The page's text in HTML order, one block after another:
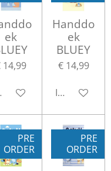
ek
14,99
winkelwagen
Handdo
ek
BLUEY
€ 14,99
In
PRE
ORDER
PRE
ORDER